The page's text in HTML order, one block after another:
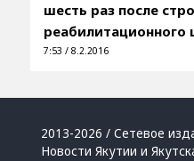
шесть раз после
реабилитационного
7:53 / 8.2.2016
2013-2026 / Сетевое
Новости Якутии и